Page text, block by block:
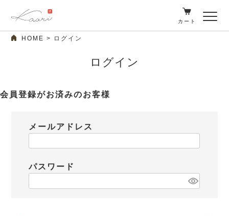
カート
HOME ログイン
ログイン
会員登録がお済みのお客様
メールアドレス
パスワード